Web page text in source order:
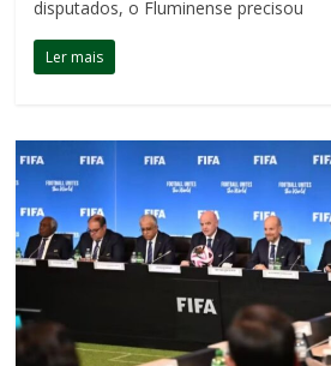
disputados, o Fluminense precisou
Ler mais